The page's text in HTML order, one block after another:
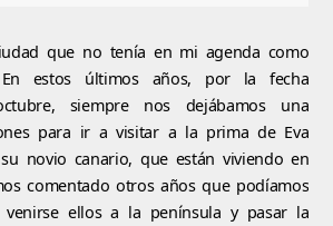
que no tenía en mi agenda como
En estos últimos años, por la fecha
siempre nos dejábamos una
para ir a visitar a la prima de Eva
novio canario, que están viviendo en
comentado otros años que podíamos
venirse ellos a la península y pasar la